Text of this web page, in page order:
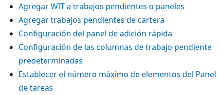
Agregar WIT a trabajos pendientes o paneles
Agregar trabajos pendientes de cartera
Configuración del panel de adición rápida
Configuración de las columnas de trabajo pendiente
predeterminadas
Establecer el número máximo de elementos del Panel
de tareas